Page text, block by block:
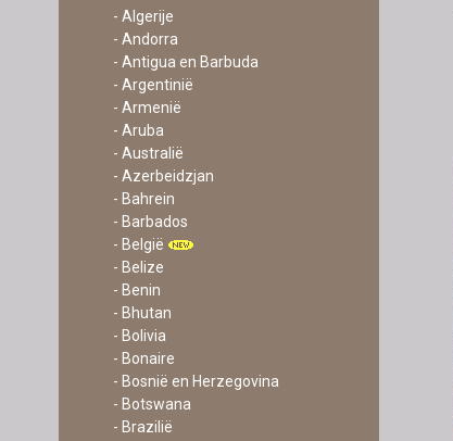
- Algerije
- Andorra
- Antigua en Barbuda
- Argentinië
- Armenië
- Aruba
- Australië
- Azerbeidzjan
- Bahrein
- Barbados
- België
- Belize
- Benin
- Bhutan
- Bolivia
- Bonaire
- Bosnië en Herzegovina
- Botswana
- Brazilië